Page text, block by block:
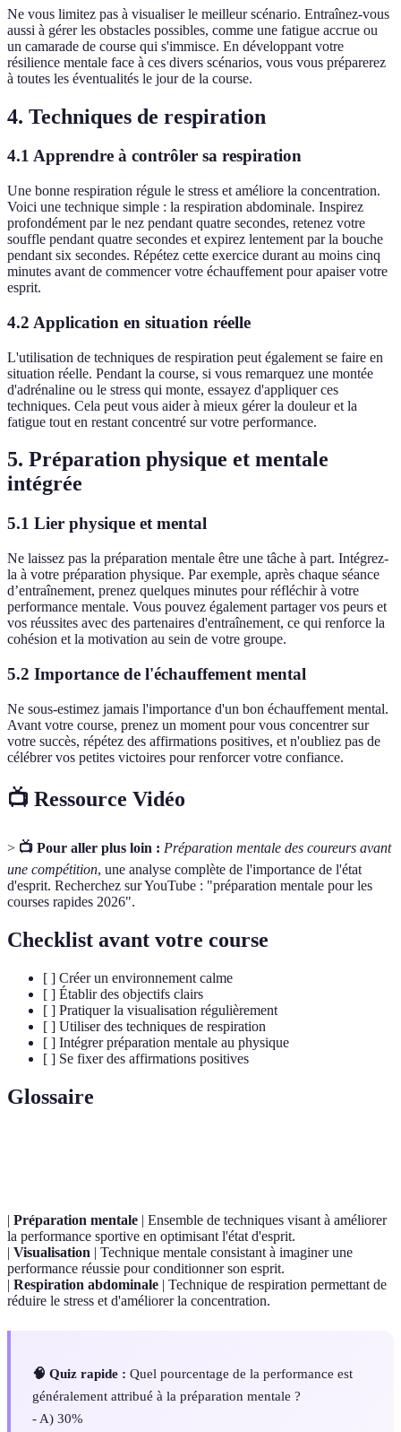
Ne vous limitez pas à visualiser le meilleur scénario. Entraînez-vous
aussi à gérer les obstacles possibles, comme une fatigue accrue ou
un camarade de course qui s'immisce. En développant votre
résilience mentale face à ces divers scénarios, vous vous préparerez
à toutes les éventualités le jour de la course.
4. Techniques de respiration
4.1 Apprendre à contrôler sa respiration
Une bonne respiration régule le stress et améliore la concentration.
Voici une technique simple : la respiration abdominale. Inspirez
profondément par le nez pendant quatre secondes, retenez votre
souffle pendant quatre secondes et expirez lentement par la bouche
pendant six secondes. Répétez cette exercice durant au moins cinq
minutes avant de commencer votre échauffement pour apaiser votre
esprit.
4.2 Application en situation réelle
L'utilisation de techniques de respiration peut également se faire en
situation réelle. Pendant la course, si vous remarquez une montée
d'adrénaline ou le stress qui monte, essayez d'appliquer ces
techniques. Cela peut vous aider à mieux gérer la douleur et la
fatigue tout en restant concentré sur votre performance.
5. Préparation physique et mentale
intégrée
5.1 Lier physique et mental
Ne laissez pas la préparation mentale être une tâche à part. Intégrez-
la à votre préparation physique. Par exemple, après chaque séance
d’entraînement, prenez quelques minutes pour réfléchir à votre
performance mentale. Vous pouvez également partager vos peurs et
vos réussites avec des partenaires d'entraînement, ce qui renforce la
cohésion et la motivation au sein de votre groupe.
5.2 Importance de l'échauffement mental
Ne sous-estimez jamais l'importance d'un bon échauffement mental.
Avant votre course, prenez un moment pour vous concentrer sur
votre succès, répétez des affirmations positives, et n'oubliez pas de
célébrer vos petites victoires pour renforcer votre confiance.
📺 Ressource Vidéo
> 📺 Pour aller plus loin : Préparation mentale des coureurs avant
une compétition, une analyse complète de l'importance de l'état
d'esprit. Recherchez sur YouTube : "préparation mentale pour les
courses rapides 2026".
Checklist avant votre course
[ ] Créer un environnement calme
[ ] Établir des objectifs clairs
[ ] Pratiquer la visualisation régulièrement
[ ] Utiliser des techniques de respiration
[ ] Intégrer préparation mentale au physique
[ ] Se fixer des affirmations positives
Glossaire
| Préparation mentale | Ensemble de techniques visant à améliorer
la performance sportive en optimisant l'état d'esprit.
| Visualisation | Technique mentale consistant à imaginer une
performance réussie pour conditionner son esprit.
| Respiration abdominale | Technique de respiration permettant de
réduire le stress et d'améliorer la concentration.
🧠 Quiz rapide : Quel pourcentage de la performance est
généralement attribué à la préparation mentale ?
- A) 30%